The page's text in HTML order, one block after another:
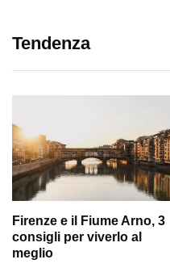
Tendenza
Firenze e il Fiume Arno, 3
consigli per viverlo al
meglio